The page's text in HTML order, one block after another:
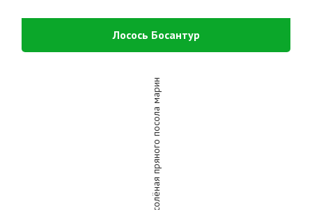
Лосось Босантур